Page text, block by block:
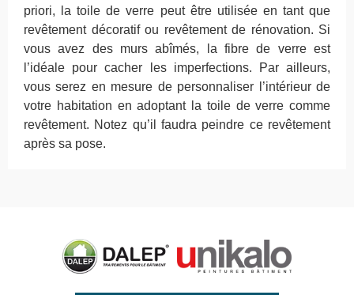
priori, la toile de verre peut être utilisée en tant que
revêtement décoratif ou revêtement de rénovation. Si
vous avez des murs abîmés, la fibre de verre est
l’idéale pour cacher les imperfections. Par ailleurs,
vous serez en mesure de personnaliser l’intérieur de
votre habitation en adoptant la toile de verre comme
revêtement. Notez qu’il faudra peindre ce revêtement
après sa pose.